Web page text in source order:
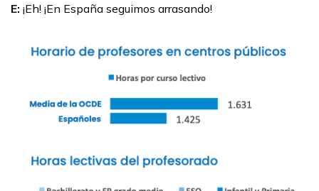
E: ¡Eh! ¡En España seguimos arrasando!